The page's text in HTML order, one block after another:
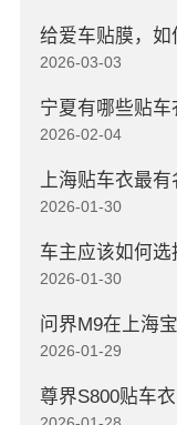
给爱车贴膜，如
2026-03-03
宁夏有哪些贴车
2026-02-04
上海贴车衣最
2026-01-30
车主应该如何选
2026-01-30
2026-01-29
尊界S800贴车